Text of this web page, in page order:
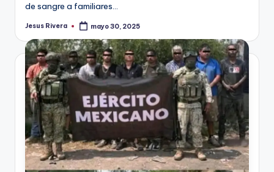
de sangre a familiares…
Publicado
Jesus Rivera mayo 30, 2025